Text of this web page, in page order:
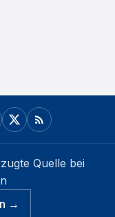
Quelle bei
→